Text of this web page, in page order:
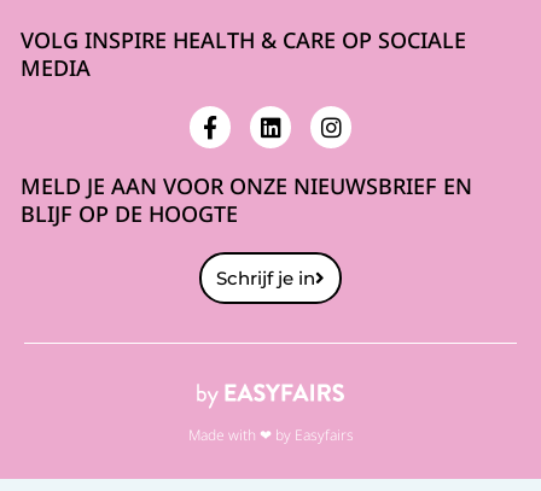
VOLG INSPIRE HEALTH & CARE OP SOCIALE
MEDIA
MELD JE AAN VOOR ONZE NIEUWSBRIEF EN
BLIJF OP DE HOOGTE
Schrijf je in
Made with ❤ by Easyfairs